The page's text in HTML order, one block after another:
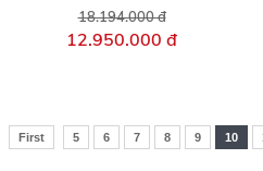
18.194.000 đ
12.950.000 đ
First 5 6 7 8 9 10